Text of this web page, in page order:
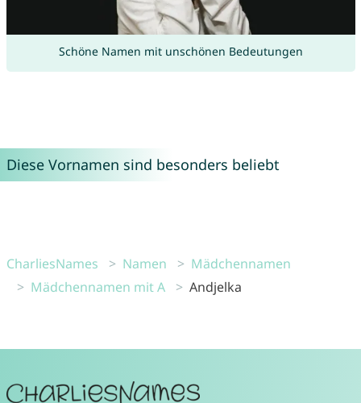
Schöne Namen mit unschönen Bedeutungen
Diese Vornamen sind besonders beliebt
CharliesNames Namen
Mädchennamen
Mädchennamen mit A
Andjelka